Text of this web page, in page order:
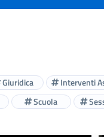
Giuridica Interventi
Scuola